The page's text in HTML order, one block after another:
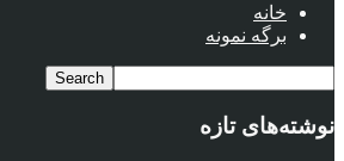
خانه
برگه نمونه
نوشته‌های تازه